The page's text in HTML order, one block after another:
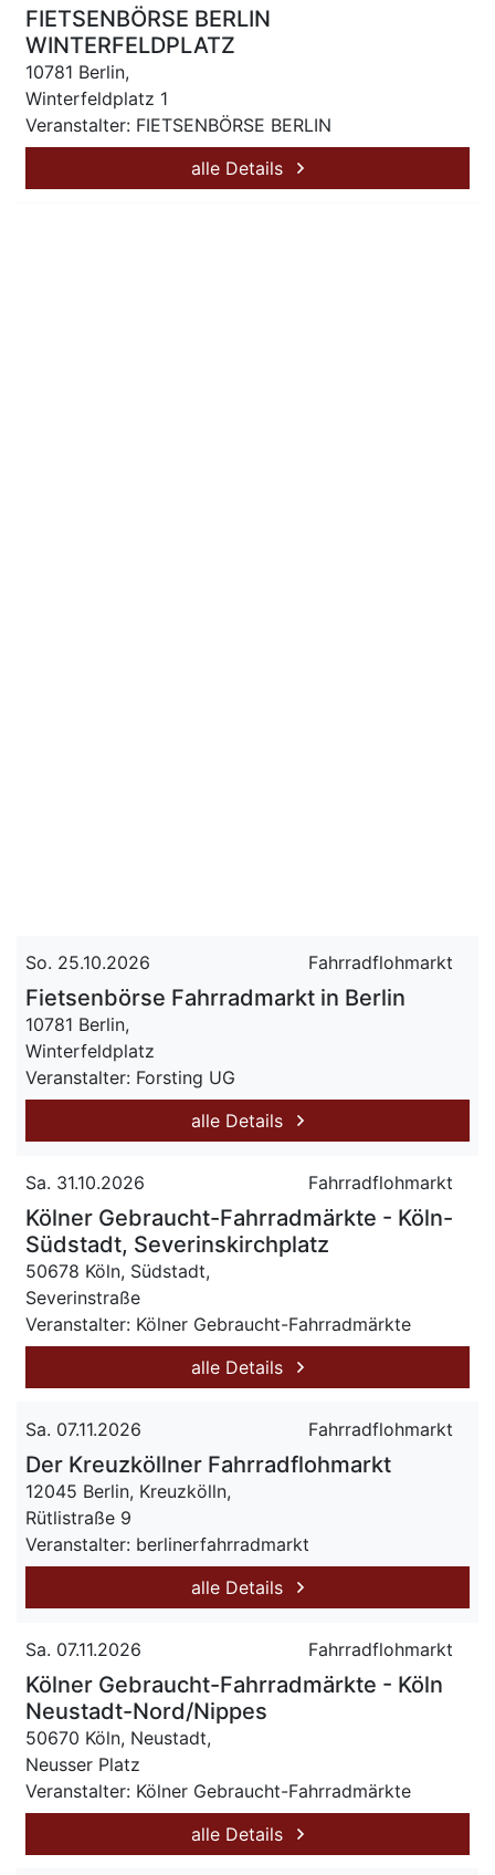
FIETSENBÖRSE BERLIN
WINTERFELDPLATZ
10781 Berlin,
Winterfeldplatz 1
Veranstalter: FIETSENBÖRSE BERLIN
alle Details
So. 25.10.2026 Fahrradflohmarkt
Fietsenbörse Fahrradmarkt in Berlin
10781 Berlin,
Winterfeldplatz
Veranstalter: Forsting UG
alle Details
Sa. 31.10.2026 Fahrradflohmarkt
Kölner Gebraucht-Fahrradmärkte - Köln-
Südstadt, Severinskirchplatz
50678 Köln, Südstadt,
Severinstraße
Veranstalter: Kölner Gebraucht-Fahrradmärkte
alle Details
Sa. 07.11.2026 Fahrradflohmarkt
Der Kreuzköllner Fahrradflohmarkt
12045 Berlin, Kreuzkölln,
Rütlistraße 9
Veranstalter: berlinerfahrradmarkt
alle Details
Sa. 07.11.2026 Fahrradflohmarkt
Kölner Gebraucht-Fahrradmärkte - Köln
Neustadt-Nord/Nippes
50670 Köln, Neustadt,
Neusser Platz
Veranstalter: Kölner Gebraucht-Fahrradmärkte
alle Details